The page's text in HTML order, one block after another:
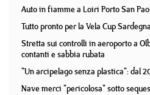
Auto in fiamme a Loiri Porto San
Tutto pronto per la Vela Cup
Stretta sui controlli in aeroporto a
contanti e sabbia rubata
"Un arcipelago senza plastica": dal
Nave merci "pericolosa" sotto